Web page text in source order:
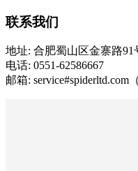
联系我们
地址: 合肥蜀山区金寨路
电话: 0551-62586667
邮箱: service#spiderltd.com